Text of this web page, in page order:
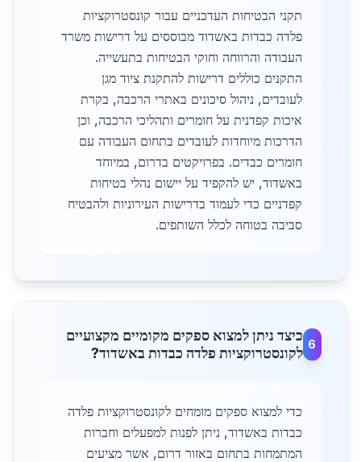
תקני הבטיחות העדכניים עבור קונסטרוקציות
פלדה כבדות באשדוד מבוססים על דרישות משרד
העבודה והרווחה וחוקי הבטיחות בתעשייה.
התקנים כוללים דרישות להתקנת ציוד מגן
לעובדים, ניהול סיכונים באתרי הרכבה, בקרת
איכות קפדנית על חומרים ותהליכי הרכבה, וכן
הדרכות מיוחדות לעובדים בתחום העבודה עם
חומרים כבדים. בפרויקטים בדרום, במיוחד
באשדוד, יש להקפיד על יישום נהלי בטיחות
קפדניים כדי לעמוד בדרישות העירוניות ולהבטיח
סביבה בטוחה לכלל השותפים.
6
כיצד ניתן למצוא ספקים מקומיים מקצועיים
לקונסטרוקציות פלדה כבדות באשדוד?
כדי למצוא ספקים מומחים לקונסטרוקציות פלדה
כבדות באשדוד, ניתן לפנות למפעלים וחברות
המתמחות בתחום באזור דרום, אשר מציעים